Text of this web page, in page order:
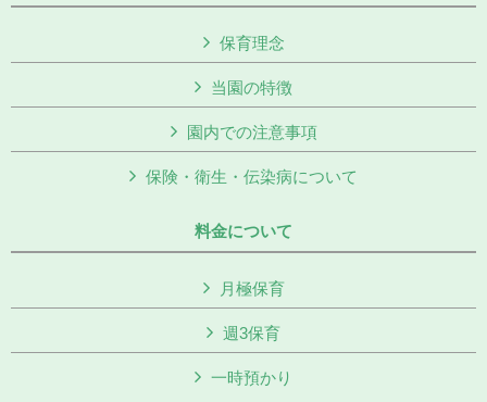
保育理念
当園の特徴
園内での注意事項
保険・衛生・伝染病について
料金について
月極保育
週3保育
一時預かり